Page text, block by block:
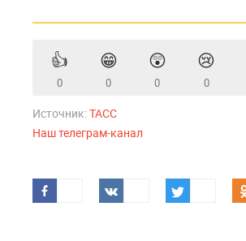
👍
0
😁
0
😲
0
😢
0
Источник:ТАСС
Наш телеграм-канал